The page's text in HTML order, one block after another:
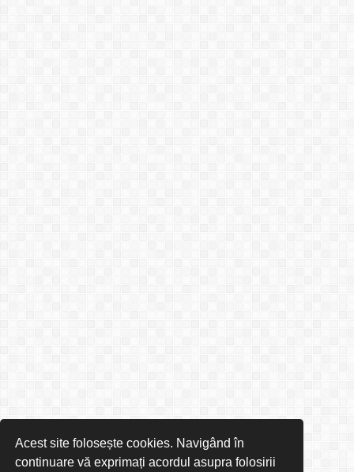
Acest site folosește cookies. Navigând în
continuare vă exprimați acordul asupra folosirii